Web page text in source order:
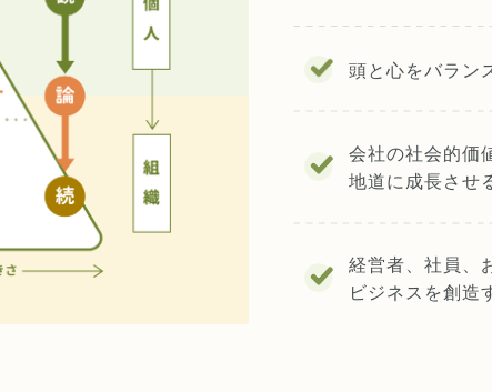
頭と心をバラン
会社の社会的価
地道に成長させ
経営者、社員、
ビジネスを創造